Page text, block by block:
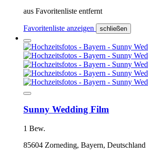
aus Favoritenliste entfernt
Favoritenliste anzeigen schließen
Sunny Wedding Film
1 Bew.
85604 Zorneding, Bayern, Deutschland